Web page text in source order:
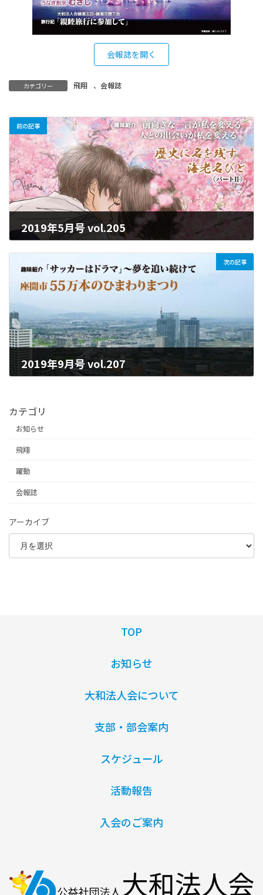
会報誌を開く
カテゴリー 飛翔 、 会報誌
前の記事
2019年5月号 vol.205
2025年6月25日
次の記事
2019年9月号 vol.207
カテゴリ
お知らせ
飛翔
躍動
会報誌
アーカイブ
TOP
お知らせ
大和法人会について
支部・部会案内
スケジュール
活動報告
入会のご案内